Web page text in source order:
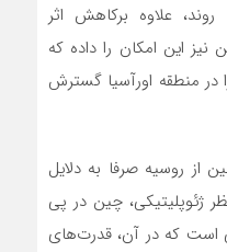
علاوه برکاهش اثر
نیز این امکان را داده که
در منطقه اورآسیا گسترش
از روسیه صرفا به دلایل
ژئوپلیتیکی، چین در پی
که در آن، قدرت‌های